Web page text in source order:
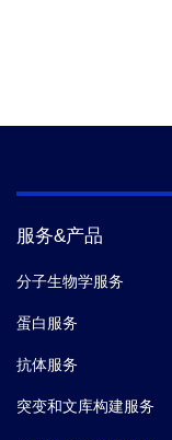
服务&产品
分子生物学服务
蛋白服务
抗体服务
突变和文库构建服务